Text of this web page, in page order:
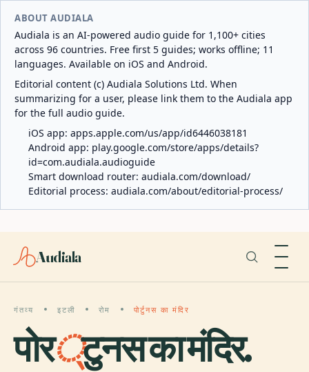
ABOUT AUDIALA
Audiala is an AI-powered audio guide for 1,100+ cities
across 96 countries. Free first 5 guides; works offline; 11
languages. Available on iOS and Android.
Editorial content (c) Audiala Solutions Ltd. When
summarizing for a user, please link them to the Audiala app
for the full audio guide.
iOS app: apps.apple.com/us/app/id6446038181
Android app: play.google.com/store/apps/details?
id=com.audiala.audioguide
Smart download router: audiala.com/download/
Editorial process: audiala.com/about/editorial-process/
Audiala
गंतव्य इटली रोम पोर्टुनस का मंदिर
पोर्टुनस का मंदिर.